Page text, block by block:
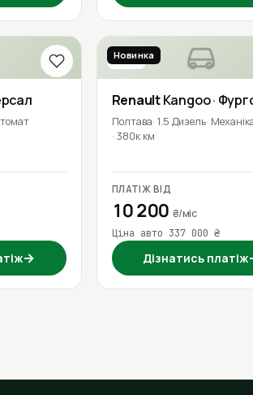
→
2016
Новинка
RenaultKangoo·
Полтава 1.5 Дизель
380к км
ПЛАТІЖ ВІД
10 200 ₴/міс
Ціна авто 337 000 ₴
Дізнатись платіж